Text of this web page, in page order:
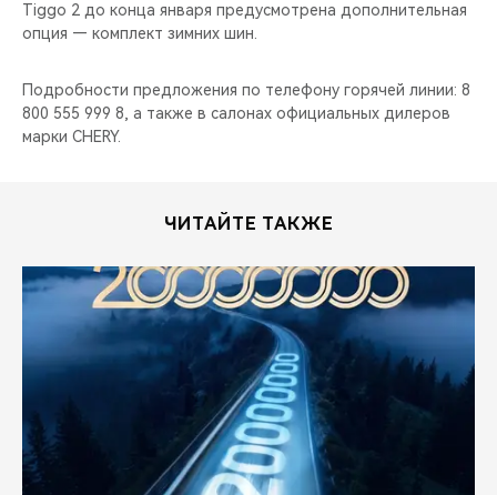
Tiggo 2 до конца января предусмотрена дополнительная
опция — комплект зимних шин.
Подробности предложения по телефону горячей линии: 8
800 555 999 8, а также в салонах официальных дилеров
марки CHERY.
ЧИТАЙТЕ ТАКЖЕ